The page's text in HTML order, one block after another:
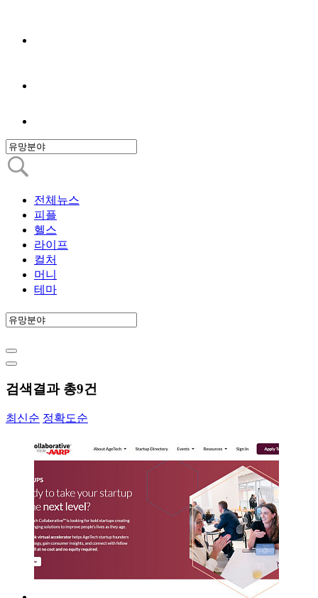
전체뉴스
피플
헬스
라이프
컬처
머니
테마
검색결과 총9건
최신순 정확도순